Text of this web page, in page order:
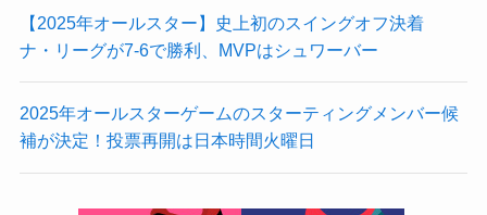
【2025年オールスター】史上初のスイングオフ決着
ナ・リーグが7-6で勝利、MVPはシュワーバー
2025年オールスターゲームのスターティングメンバー候
補が決定！投票再開は日本時間火曜日